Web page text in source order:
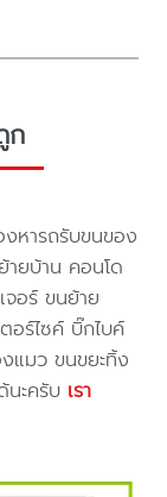
ก
หารถรับขนของ
ยบ้าน คอนโด
อร์ ขนย้าย
อร์ไซค์ บิ๊กไบค์
แมว ขนขยะทิ้ง
นะครับ เรา